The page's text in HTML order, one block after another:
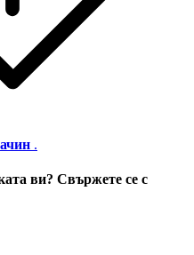
.
ви? Свържете се с